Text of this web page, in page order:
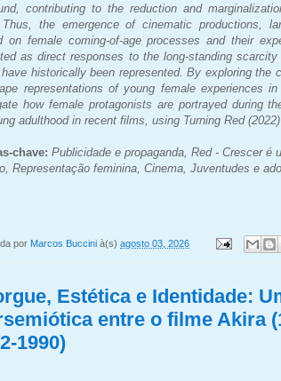
contributing to the reduction and
the emergence of cinematic productions,
on female coming-of-age processes and their
as direct responses to the long-standing
have historically been represented. By exploring the
representations of young female experiences
how female protagonists are portrayed during
adulthood in recent films, using Turning Red
chave: Publicidade e propaganda, Red - Crescer é
Representação feminina, Cinema, Juventudes e
por Marcos Buccini à(s) agosto 03, 2026
Estética e Identidade:
entre o filme Akira
1990)